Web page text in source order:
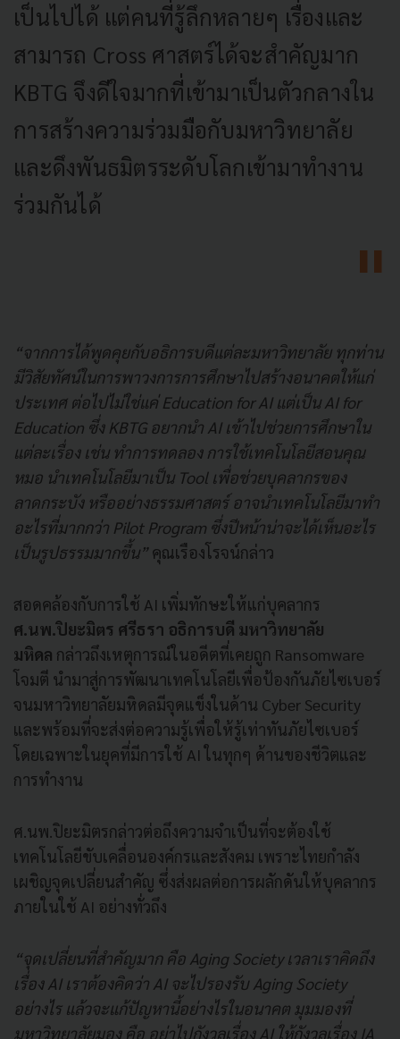
เป็นไปได้ แต่คนที่รู้ลึกหลายๆ เรื่องและ
สามารถ Cross ศาสตร์ได้จะสำคัญมาก
KBTG จึงดีใจมากที่เข้ามาเป็นตัวกลางใน
การสร้างความร่วมมือกับมหาวิทยาลัย
และดึงพันธมิตรระดับโลกเข้ามาทำงาน
ร่วมกันได้
“จากการได้พูดคุยกับอธิการบดีแต่ละมหาวิทยาลัย ทุกท่าน
มีวิสัยทัศน์ในการพาวงการการศึกษาไปสร้างอนาคตให้แก่
ประเทศ ต่อไปไม่ใช่แค่ Education for AI แต่เป็น AI for
Education ซึ่ง KBTG อยากนำ AI เข้าไปช่วยการศึกษาใน
แต่ละเรื่อง เช่น ทำการทดลอง การใช้เทคโนโลยีสอนคุณ
หมอ นำเทคโนโลยีมาเป็น Tool เพื่อช่วยบุคลากรของ
ลาดกระบัง หรืออย่างธรรมศาสตร์ อาจนำเทคโนโลยีมาทำ
อะไรที่มากกว่า Pilot Program ซึ่งปีหน้าน่าจะได้เห็นอะไร
เป็นรูปธรรมมากขึ้น”คุณเรืองโรจน์กล่าว
สอดคล้องกับการใช้ AI เพิ่มทักษะให้แก่บุคลากร
ศ.นพ.ปิยะมิตร ศรีธรา อธิการบดี มหาวิทยาลัย
มหิดล กล่าวถึงเหตุการณ์ในอดีตที่เคยถูก Ransomware
โจมตี นำมาสู่การพัฒนาเทคโนโลยีเพื่อป้องกันภัยไซเบอร์
จนมหาวิทยาลัยมหิดลมีจุดแข็งในด้าน Cyber Security
และพร้อมที่จะส่งต่อความรู้เพื่อให้รู้เท่าทันภัยไซเบอร์
โดยเฉพาะในยุคที่มีการใช้ AI ในทุกๆ ด้านของชีวิตและ
การทำงาน
ศ.นพ.ปิยะมิตรกล่าวต่อถึงความจำเป็นที่จะต้องใช้
เทคโนโลยีขับเคลื่อนองค์กรและสังคม เพราะไทยกำลัง
เผชิญจุดเปลี่ยนสำคัญ ซึ่งส่งผลต่อการผลักดันให้บุคลากร
ภายในใช้ AI อย่างทั่วถึง
“จุดเปลี่ยนที่สําคัญมาก คือ Aging Society เวลาเราคิดถึง
เรื่อง AI เราต้องคิดว่า AI จะไปรองรับ Aging Society
อย่างไร แล้วจะแก้ปัญหานี้อย่างไรในอนาคต มุมมองที่
มหาวิทยาลัยมอง คือ อย่าไปกังวลเรื่อง AI ให้กังวลเรื่อง IA